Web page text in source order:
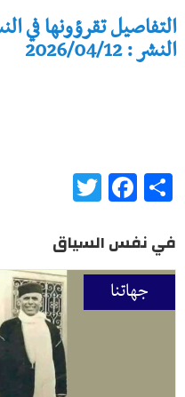
التفاصيل تقرؤونها في
النشر : 2026/04/12
Share
Facebook
في نفس السياق
جهاتنا